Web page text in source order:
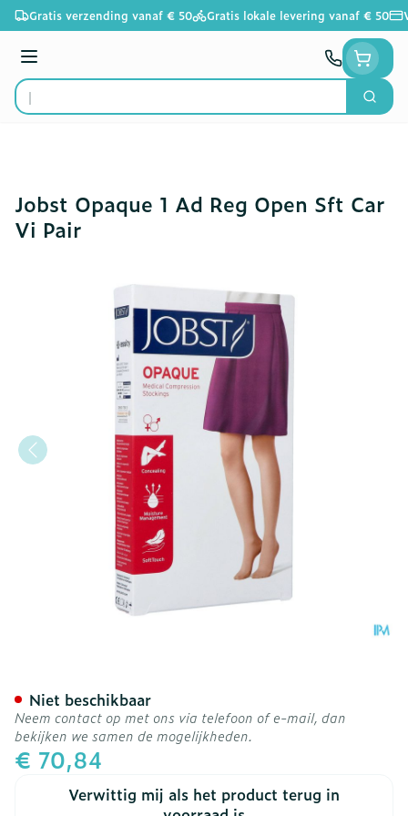
Ga naar de inhoud
Gratis verzending vanaf € 50 Gratis lokale levering vanaf € 50
Menu
Product, merk, categorie...
Zoek
Jobst Opaque 1 Ad Reg Open Sft Car
Vi Pair
€ 70,84
Verwittig mij als het product terug in
Niet beschikbaar
Neem contact op met ons via telefoon of e-mail, dan
bekijken we samen de mogelijkheden.